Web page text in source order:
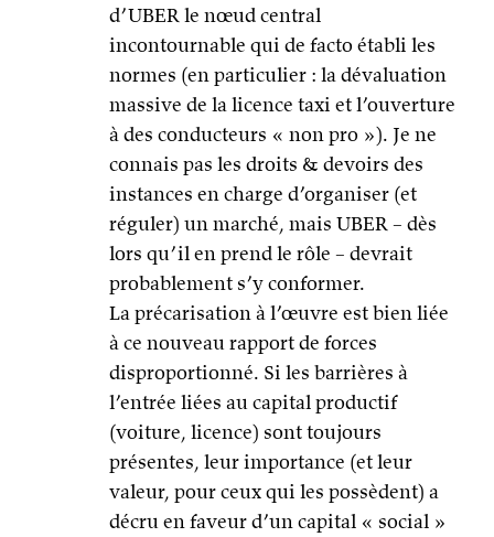
d’UBER le nœud central
incontournable qui de facto établi les
normes (en particulier : la dévaluation
massive de la licence taxi et l’ouverture
à des conducteurs « non pro »). Je ne
connais pas les droits & devoirs des
instances en charge d’organiser (et
réguler) un marché, mais UBER – dès
lors qu’il en prend le rôle – devrait
probablement s’y conformer.
La précarisation à l’œuvre est bien liée
à ce nouveau rapport de forces
disproportionné. Si les barrières à
l’entrée liées au capital productif
(voiture, licence) sont toujours
présentes, leur importance (et leur
valeur, pour ceux qui les possèdent) a
décru en faveur d’un capital « social »